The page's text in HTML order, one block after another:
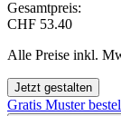
Gesamtpreis:
CHF 53.40
Alle Preise inkl.
Jetzt gestalten
Gratis Muster